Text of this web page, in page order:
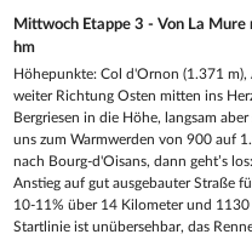
Mittwoch Etappe 3 - Von La
hm
Höhepunkte: Col d'Ornon (1.371 m),
weiter Richtung Osten mitten ins
Bergriesen in die Höhe, langsam
uns zum Warmwerden von 900 auf
nach Bourg-d'Oisans, dann geht’s
Anstieg auf gut ausgebauter Straße
10-11% über 14 Kilometer und
Startlinie ist unübersehbar, das